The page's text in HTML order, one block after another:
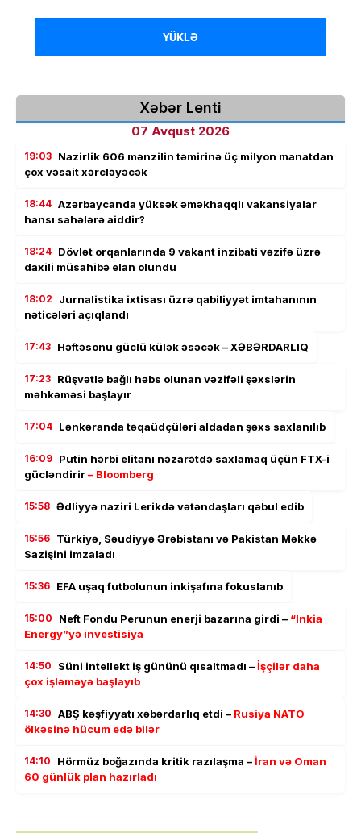
YÜKLƏ
Xəbər Lenti
07 Avqust 2026
19:03 Nazirlik 606 mənzilin təmirinə üç milyon manatdan
çox vəsait xərcləyəcək
18:44 Azərbaycanda yüksək əməkhaqqlı vakansiyalar
hansı sahələrə aiddir?
18:24 Dövlət orqanlarında 9 vakant inzibati vəzifə üzrə
daxili müsahibə elan olundu
18:02
Jurnalistika ixtisası üzrə qabiliyyət imtahanının
nəticələri açıqlandı
17:43 Həftəsonu güclü külək əsəcək – XƏBƏRDARLIQ
17:23 Rüşvətlə bağlı həbs olunan vəzifəli şəxslərin
məhkəməsi başlayır
17:04 Lənkəranda təqaüdçüləri aldadan şəxs saxlanılıb
16:09 Putin hərbi elitanı nəzarətdə saxlamaq üçün FTX-i
gücləndirir– Bloomberg
15:58 Ədliyyə naziri Lerikdə vətəndaşları qəbul edib
15:56 Türkiyə, Səudiyyə Ərəbistanı və Pakistan Məkkə
Sazişini imzaladı
15:36 EFA uşaq futbolunun inkişafına fokuslanıb
15:00 Neft Fondu Perunun enerji bazarına girdi – “Inkia
Energy”yə investisiya
14:50 Süni intellekt iş gününü qısaltmadı –İşçilər daha
çox işləməyə başlayıb
14:30 ABŞ kəşfiyyatı xəbərdarlıq etdi – Rusiya NATO
ölkəsinə hücum edə bilər
14:10 Hörmüz boğazında kritik razılaşma –İran və Oman
60 günlük plan hazırladı